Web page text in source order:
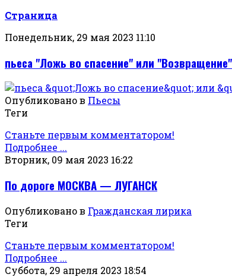
Страница
Понедельник, 29 мая 2023 11:10
пьеса "Ложь во спасение" или
Опубликовано в Пьесы
Теги
Станьте первым комментатором!
Подробнее ...
Вторник, 09 мая 2023 16:22
По дороге МОСКВА — ЛУГАНСК
Опубликовано в Гражданская лирика
Теги
Станьте первым комментатором!
Подробнее ...
Суббота, 29 апреля 2023 18:54